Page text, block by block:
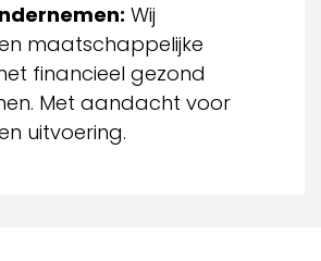
Wij
maatschappelijke
financieel gezond
Met aandacht voor
uitvoering.